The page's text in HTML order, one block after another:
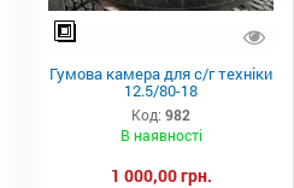
Гумова камера для с/г техніки
12.5/80-18
Код: 982
В наявності
1 000,00 грн.